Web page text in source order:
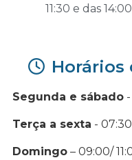
11:30 e das
Horários
Segunda e sábado
Terça a sexta -
Domingo – 09:00/